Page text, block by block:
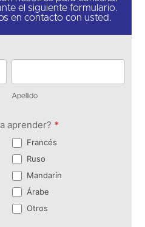
el siguiente formulario.
en contacto con usted.
Apellido
aprender? *
Francés
Ruso
Mandarín
Árabe
Otros